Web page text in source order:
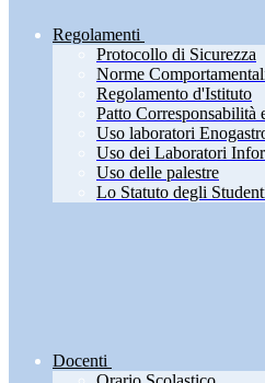
Regolamenti
Protocollo di Sicurezza
Norme
Regolamento d'Istituto
Patto Corresponsabilità
Uso laboratori
Uso dei Laboratori
Uso delle palestre
Lo Statuto degli
Docenti